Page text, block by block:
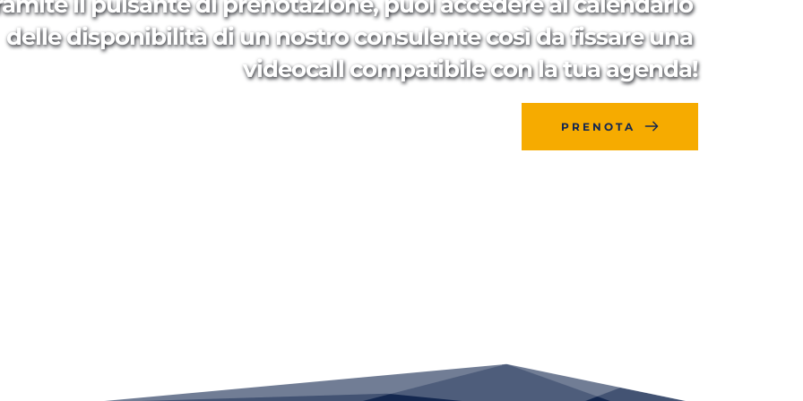
delle disponibilità di un nostro consulente così da fissare una
videocall compatibile con la tua agenda!
PRENOTA